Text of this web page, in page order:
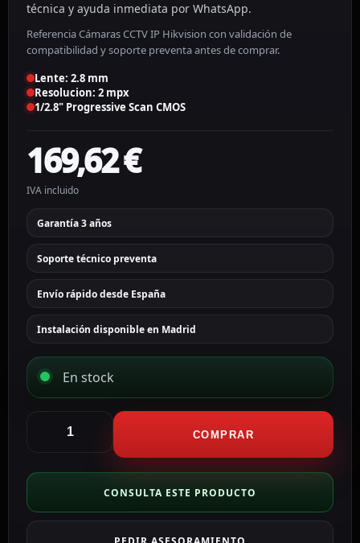
técnica y ayuda inmediata por WhatsApp.
Referencia Cámaras CCTV IP Hikvision con validación de
compatibilidad y soporte preventa antes de comprar.
Lente: 2.8 mm
Resolucion: 2 mpx
1/2.8" Progressive Scan CMOS
169,62€
IVA incluido
Garantía 3 años
Soporte técnico preventa
Envío rápido desde España
Instalación disponible en Madrid
En stock
Cámara
Domo
gama
PRO
COMPRAR
CONSULTA ESTE PRODUCTO